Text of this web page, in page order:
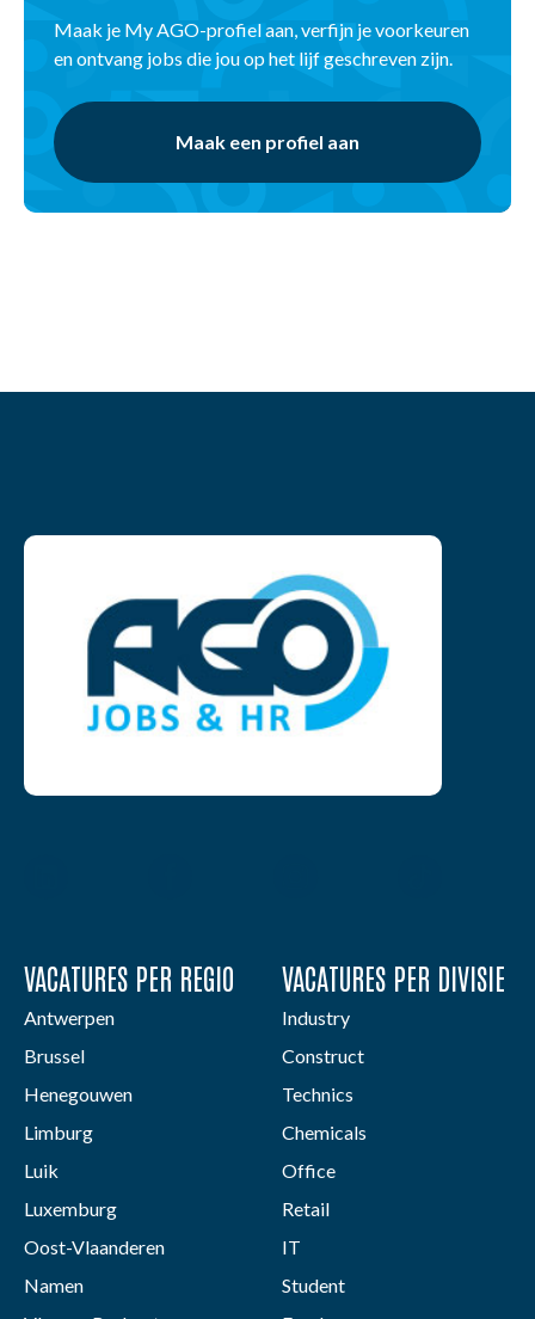
Maak je My AGO-profiel aan, verfijn je voorkeuren
en ontvang jobs die jou op het lijf geschreven zijn.
Maak een profiel aan
VACATURES PER REGIO
Antwerpen
Brussel
Henegouwen
Limburg
Luik
Luxemburg
Oost-Vlaanderen
Namen
VACATURES PER DIVISIE
Industry
Construct
Technics
Chemicals
Office
Retail
IT
Student